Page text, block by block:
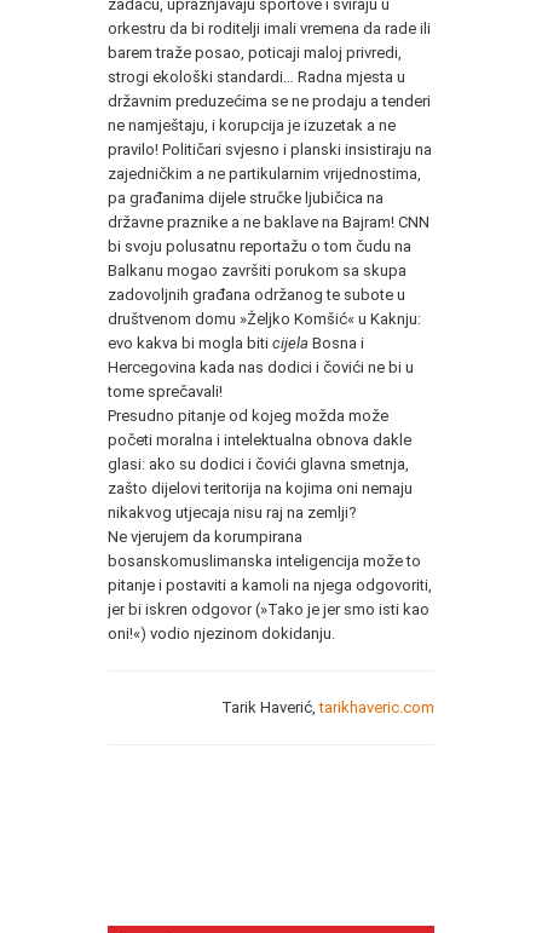
zadaću, upražnjavaju sportove i sviraju u
orkestru da bi roditelji imali vremena da rade ili
barem traže posao, poticaji maloj privredi,
strogi ekološki standardi… Radna mjesta u
državnim preduzećima se ne prodaju a tenderi
ne namještaju, i korupcija je izuzetak a ne
pravilo! Političari svjesno i planski insistiraju na
zajedničkim a ne partikularnim vrijednostima,
pa građanima dijele stručke ljubičica na
državne praznike a ne baklave na Bajram! CNN
bi svoju polusatnu reportažu o tom čudu na
Balkanu mogao završiti porukom sa skupa
zadovoljnih građana održanog te subote u
društvenom domu »Željko Komšić« u Kaknju:
evo kakva bi mogla biti cijela Bosna i
Hercegovina kada nas dodici i čovići ne bi u
tome sprečavali!
Presudno pitanje od kojeg možda može
početi moralna i intelektualna obnova dakle
glasi: ako su dodici i čovići glavna smetnja,
zašto dijelovi teritorija na kojima oni nemaju
nikakvog utjecaja nisu raj na zemlji?
Ne vjerujem da korumpirana
bosanskomuslimanska inteligencija može to
pitanje i postaviti a kamoli na njega odgovoriti,
jer bi iskren odgovor (»Tako je jer smo isti kao
oni!«) vodio njezinom dokidanju.
Tarik Haverić,tarikhaveric.com